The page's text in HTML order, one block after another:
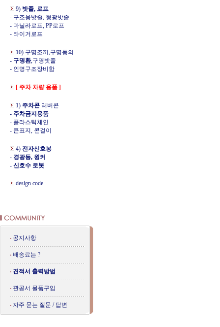
9) 밧줄, 로프
- 구조용밧줄, 형광밧줄
- 마닐라로프, PP로프
- 타이거로프
10) 구명조끼,구명동의
- 구명환,구명밧줄
- 인명구조장비함
[ 주차 차량 용품 ]
1) 주차콘 러버콘
- 주차금지용품
- 플라스틱체인
- 콘표지, 콘걸이
4) 전자신호봉
- 경광등, 윙커
- 신호수 로봇
design code
공지사항
배송료는 ?
견적서 출력방법
관공서 물품구입
자주 묻는 질문 / 답변